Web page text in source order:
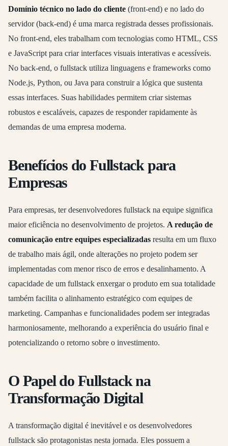
Domínio técnico no lado do cliente (front-end) e no lado do
servidor (back-end) é uma marca registrada desses profissionais.
No front-end, eles trabalham com tecnologias como HTML, CSS
e JavaScript para criar interfaces visuais interativas e acessíveis.
No back-end, o fullstack utiliza linguagens e frameworks como
Node.js, Python, ou Java para construir a lógica que sustenta
essas interfaces. Suas habilidades permitem criar sistemas
robustos e escaláveis, capazes de responder rapidamente às
demandas de uma empresa moderna.
Benefícios do Fullstack para
Empresas
Para empresas, ter desenvolvedores fullstack na equipe significa
maior eficiência no desenvolvimento de projetos. A redução de
comunicação entre equipes especializadas resulta em um fluxo
de trabalho mais ágil, onde alterações no projeto podem ser
implementadas com menor risco de erros e desalinhamento. A
capacidade de um fullstack enxergar o produto em sua totalidade
também facilita o alinhamento estratégico com equipes de
marketing. Campanhas e funcionalidades podem ser integradas
harmoniosamente, melhorando a experiência do usuário final e
potencializando o retorno sobre o investimento.
O Papel do Fullstack na
Transformação Digital
A transformação digital é inevitável e os desenvolvedores
fullstack são protagonistas nesta jornada. Eles possuem a